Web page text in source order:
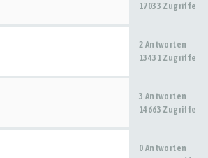
17033 Zugriffe
2 Antworten
13431 Zugriffe
3 Antworten
14663 Zugriffe
0 Antworten